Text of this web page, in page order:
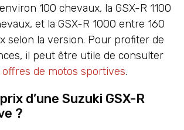
100 chevaux, la GSX-R 1100
et la GSX-R 1000 entre 160
selon la version. Pour profiter de
il peut être utile de consulter
de motos sportives.
d’une Suzuki GSX-R
?